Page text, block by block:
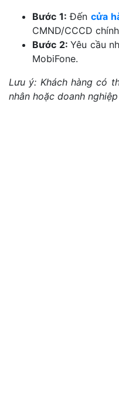
Bước 1: Đến cửa
CMND/CCCD
Bước 2: Yêu cầu
MobiFone.
Lưu ý: Khách hàng có
nhân hoặc doanh nghiệp